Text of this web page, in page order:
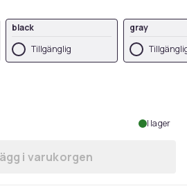
black
Tillgänglig
gray
I lager
Lägg till SoBuy Köksö med
i varukorgen